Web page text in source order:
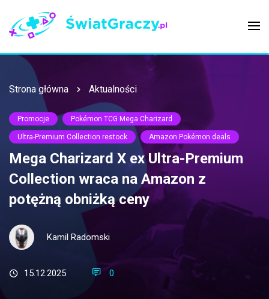
Strona główna Aktualności
Promocje Pokémon TCG Mega Charizard
Ultra-Premium Collection restock Amazon Pokémon deals
Mega Charizard X ex Ultra-Premium
Collection wraca na Amazon z
potężną obniżką ceny
Kamil Radomski
15.12.2025 0